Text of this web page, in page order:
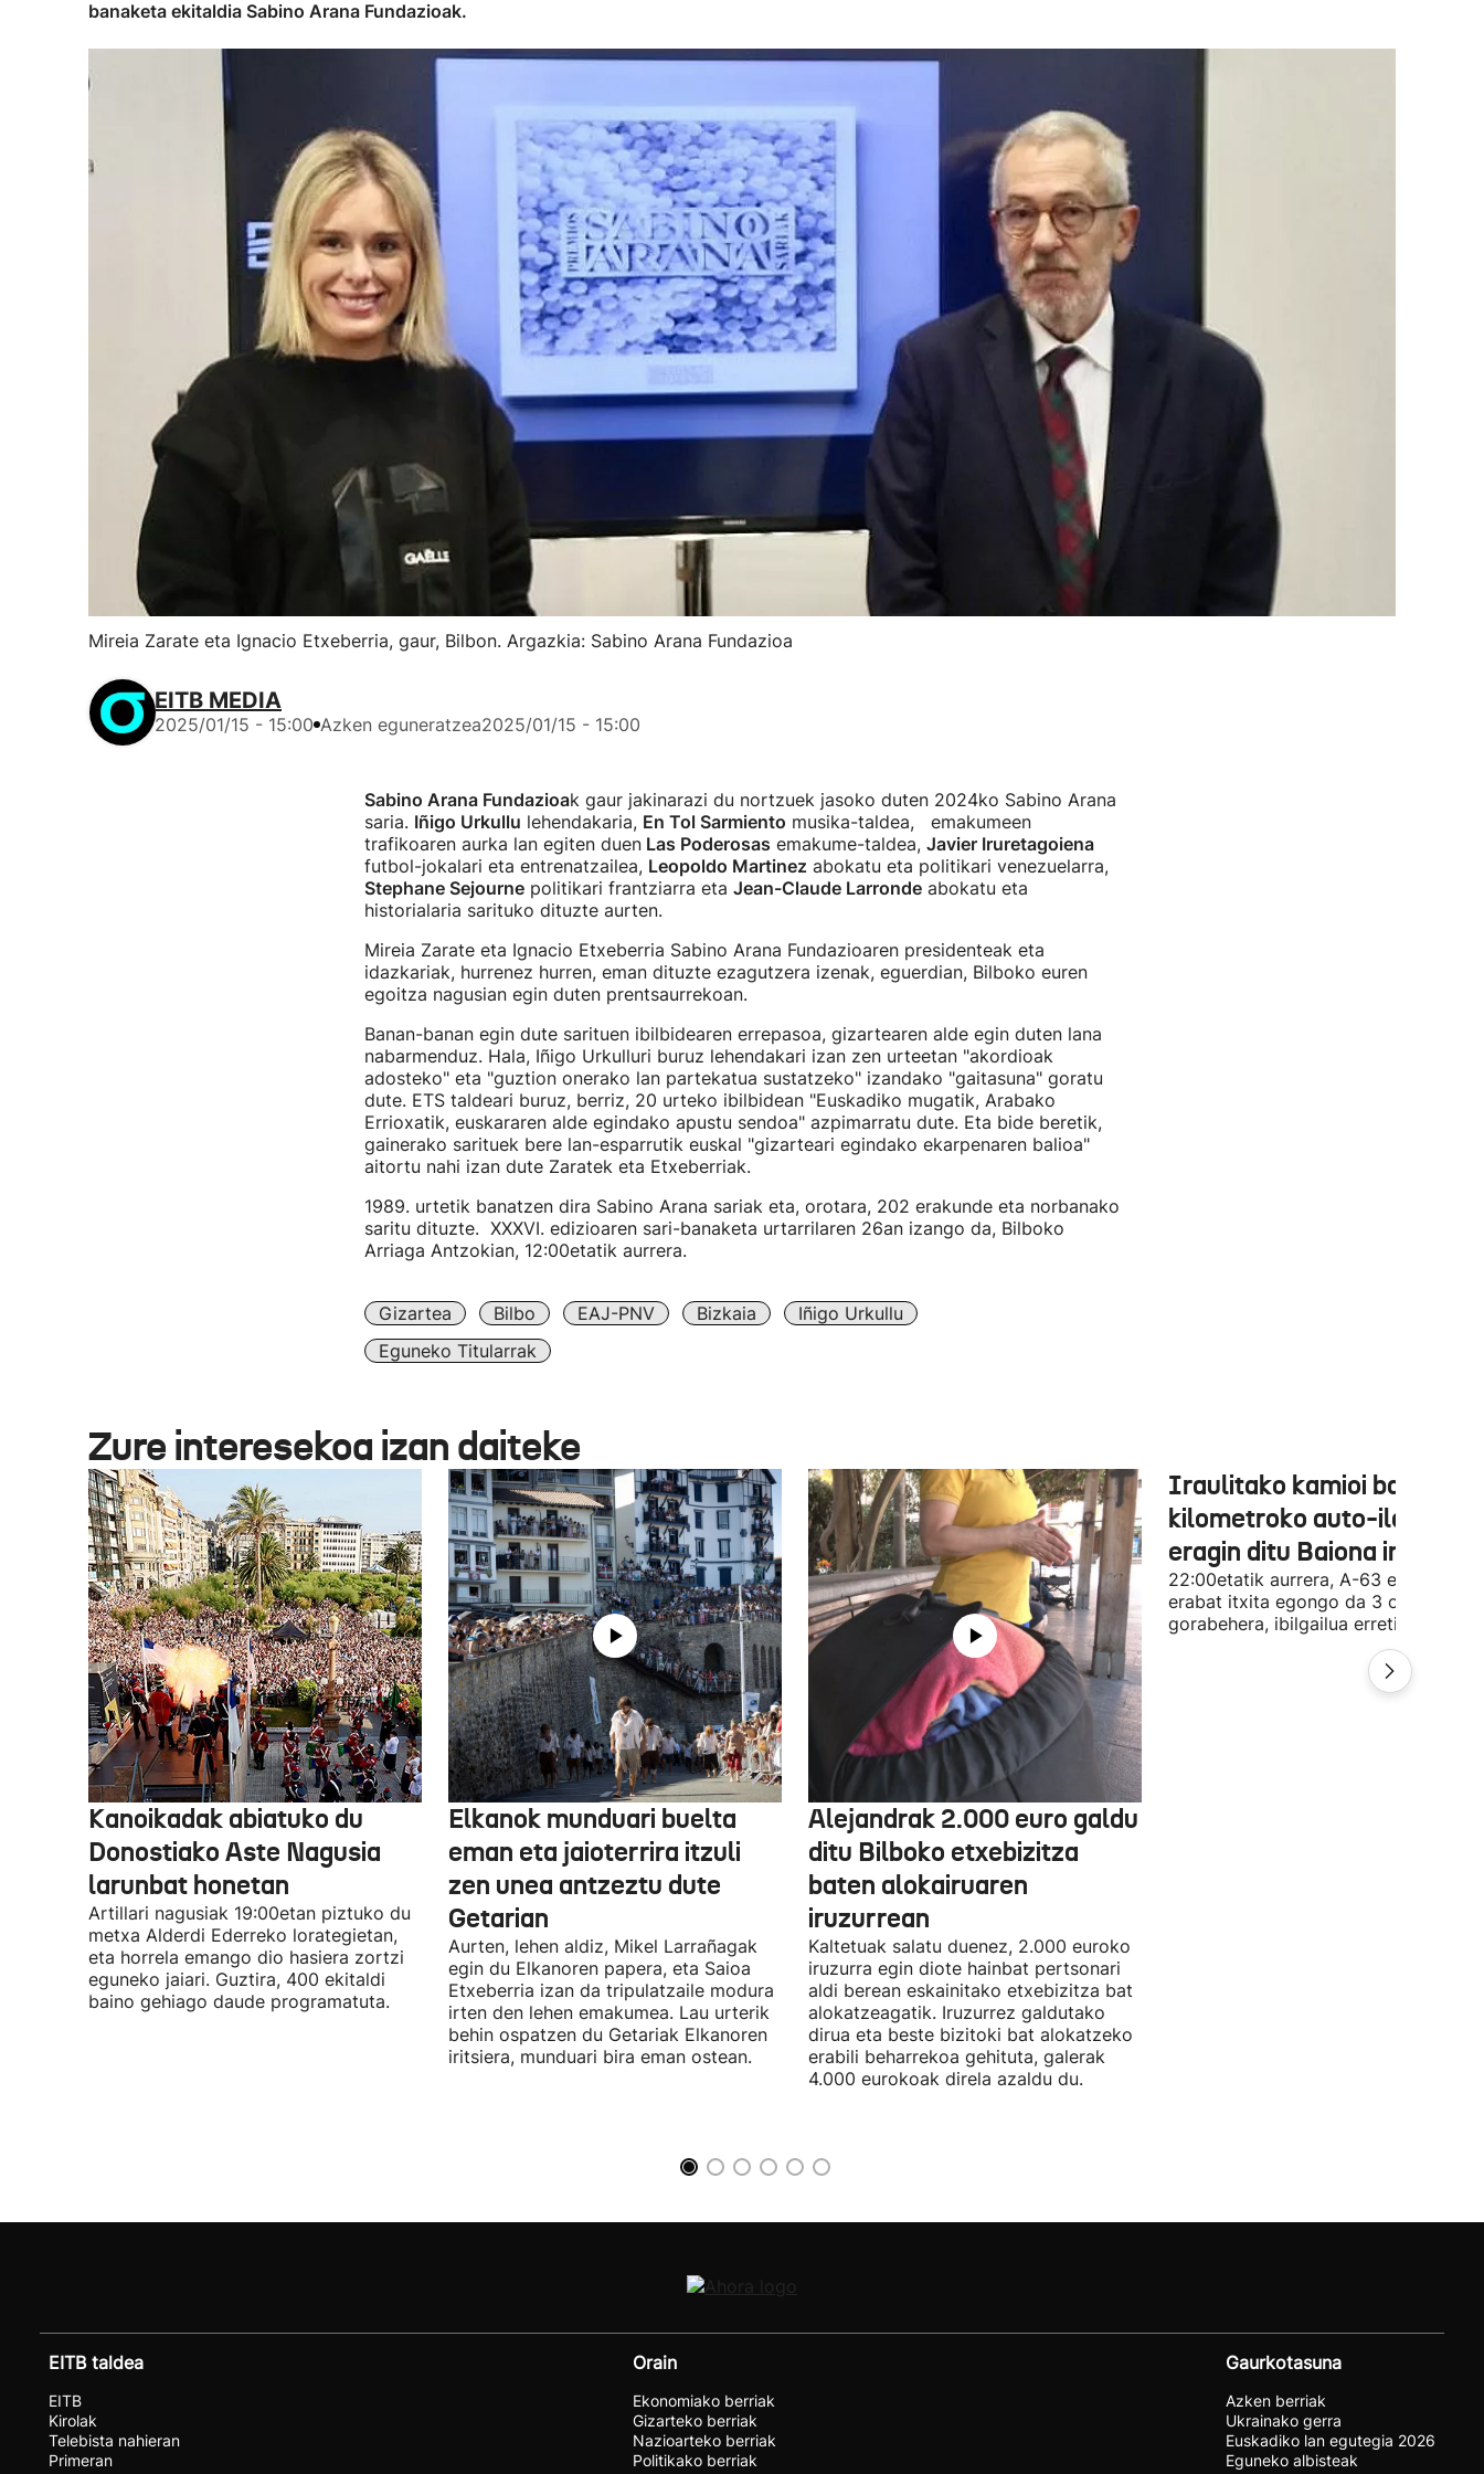
banaketa ekitaldia Sabino Arana Fundazioak.
Mireia Zarate eta Ignacio Etxeberria, gaur, Bilbon. Argazkia: Sabino Arana Fundazioa
EITB MEDIA
2025/01/15 - 15:00 Azken eguneratzea2025/01/15 - 15:00
Sabino Arana Fundazioak gaur jakinarazi du nortzuek jasoko duten 2024ko Sabino Arana
saria. Iñigo Urkullu lehendakaria, En Tol Sarmiento musika-taldea, emakumeen
trafikoaren aurka lan egiten duenLas Poderosas emakume-taldea, Javier Iruretagoiena
futbol-jokalari eta entrenatzailea, Leopoldo Martinezabokatu eta politikari venezuelarra,
Stephane Sejournepolitikari frantziarra eta Jean-Claude Larrondeabokatu eta
historialaria sarituko dituzte aurten.
Mireia Zarate eta Ignacio Etxeberria Sabino Arana Fundazioaren presidenteak eta
idazkariak, hurrenez hurren, eman dituzte ezagutzera izenak, eguerdian, Bilboko euren
egoitza nagusian egin duten prentsaurrekoan.
Banan-banan egin dute sarituen ibilbidearen errepasoa, gizartearen alde egin duten lana
nabarmenduz. Hala, Iñigo Urkulluri buruz lehendakari izan zen urteetan "akordioak
adosteko" eta "guztion onerako lan partekatua sustatzeko" izandako "gaitasuna" goratu
dute. ETS taldeari buruz, berriz, 20 urteko ibilbidean "Euskadiko mugatik, Arabako
Errioxatik, euskararen alde egindako apustu sendoa" azpimarratu dute. Eta bide beretik,
gainerako sarituek bere lan-esparrutik euskal "gizarteari egindako ekarpenaren balioa"
aitortu nahi izan dute Zaratek eta Etxeberriak.
1989. urtetik banatzen dira Sabino Arana sariak eta, orotara, 202 erakunde eta norbanako
saritu dituzte. XXXVI. edizioaren sari-banaketa urtarrilaren 26an izango da, Bilboko
Arriaga Antzokian, 12:00etatik aurrera.
Gizartea Bilbo EAJ-PNV Bizkaia
Iñigo Urkullu
Eguneko Titularrak
Zure interesekoa izan daiteke
Kanoikadak abiatuko du
Donostiako Aste Nagusia
larunbat honetan
Artillari nagusiak 19:00etan piztuko du
metxa Alderdi Ederreko lorategietan,
eta horrela emango dio hasiera zortzi
eguneko jaiari. Guztira, 400 ekitaldi
baino gehiago daude programatuta.
Elkanok munduari buelta
eman eta jaioterrira itzuli
zen unea antzeztu dute
Getarian
Aurten, lehen aldiz, Mikel Larrañagak
egin du Elkanoren papera, eta Saioa
Etxeberria izan da tripulatzaile modura
irten den lehen emakumea. Lau urterik
behin ospatzen du Getariak Elkanoren
iritsiera, munduari bira eman ostean.
Alejandrak 2.000 euro galdu
ditu Bilboko etxebizitza
baten alokairuaren
iruzurrean
Kaltetuak salatu duenez, 2.000 euroko
iruzurra egin diote hainbat pertsonari
aldi berean eskainitako etxebizitza bat
alokatzeagatik. Iruzurrez galdutako
dirua eta beste bizitoki bat alokatzeko
erabili beharrekoa gehituta, galerak
4.000 eurokoak direla azaldu du.
Iraulitako kamioi batek 31
kilometroko auto-ilarak
eragin ditu Baiona inguruan
22:00etatik aurrera, A-63 errepidea
erabat itxita egongo da 3 orduz,
gorabehera, ibilgailua erretiratzeko.
EITB taldea
EITB
Kirolak
Telebista nahieran
Primeran
Orain
Ekonomiako berriak
Gizarteko berriak
Nazioarteko berriak
Politikako berriak
Gaurkotasuna
Azken berriak
Ukrainako gerra
Euskadiko lan egutegia 2026
Eguneko albisteak